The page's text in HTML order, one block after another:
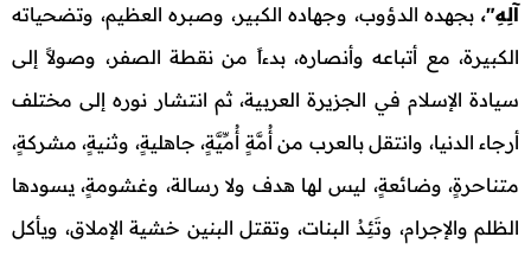
آلِهِ"،بجهده الدؤوب، وجهاده الكبير، وصبره العظيم، وتضحياته
الكبيرة، مع أتباعه وأنصاره، بدءاً من نقطة الصفر، وصولاً إلى
سيادة الإسلام في الجزيرة العربية، ثم انتشار نوره إلى مختلف
أرجاء الدنيا، وانتقل بالعرب من أُمَّةٍ أُمِّيَّةٍ، جاهليةٍ، وثنيةٍ، مشركةٍ،
متناحرةٍ، وضائعةٍ، ليس لها هدف ولا رسالة، وغشومةٍ، يسودها
الظلم والإجرام، وتَئِدُ البنات، وتقتل البنين خشية الإملاق، ويأكل